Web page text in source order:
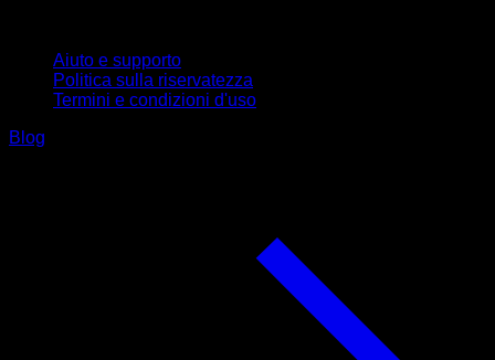
Aiuto e supporto
Politica sulla riservatezza
Termini e condizioni d'uso
Blog